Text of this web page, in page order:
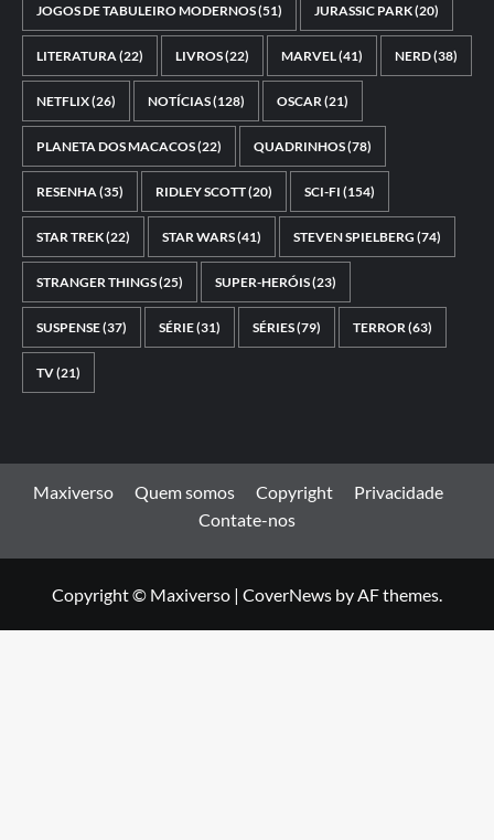
JOGOS DE TABULEIRO MODERNOS(51) JURASSIC PARK(20)
LITERATURA (22) LIVROS(22) MARVEL(41) NERD(38)
NETFLIX(26) NOTÍCIAS(128) OSCAR (21)
PLANETA DOS MACACOS(22) QUADRINHOS(78)
RESENHA (35) RIDLEY SCOTT(20) SCI-FI (154)
STAR TREK(22) STAR WARS(41) STEVEN SPIELBERG (74)
STRANGER THINGS(25) SUPER-HERÓIS(23)
SUSPENSE(37) SÉRIE(31) SÉRIES(79) TERROR (63)
TV(21)
Maxiverso Quem somos Copyright
Privacidade
Contate-nos
Copyright © Maxiverso | CoverNews by AF themes.